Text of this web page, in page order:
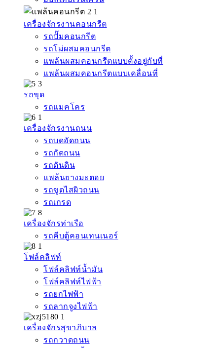
เครื่องจักรงานคอนกรีต
รถปั๊มคอนกรีต
รถโม่ผสมคอนกรีต
แพล้นผสมคอนกรีตแบบตั้งอยู่กับที่
แพล้นผสมคอนกรีตแบบเคลื่อนที่
รถขุด
รถแมคโคร
เครื่องจักรงานถนน
รถบดอัดถนน
รถกัดถนน
รถดันดิน
แพล้นยางมะตอย
รถขูดไสผิวถนน
รถเกรด
เครื่องจักรท่าเรือ
รถคีบตู้คอนเทนเนอร์
โฟล์คลิฟท์
โฟล์คลิฟท์น้ำมัน
โฟล์คลิฟท์ไฟฟ้า
รถยกไฟฟ้า
รถลากจูงไฟฟ้า
เครื่องจักรสุขาภิบาล
รถกวาดถนน